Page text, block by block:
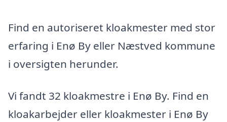
Find en autoriseret kloakmester med stor
erfaring i Enø By eller Næstved kommune
i oversigten herunder.
Vi fandt 32 kloakmestre i Enø By. Find en
kloakarbejder eller kloakmester i Enø By